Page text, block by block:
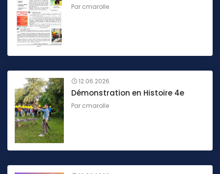
Par cmarolle
12.06.2026
Démonstration en Histoire 4e
Par cmarolle